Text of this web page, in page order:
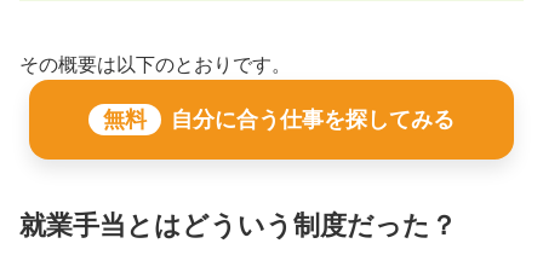
その概要は以下のとおりです。
無料 自分に合う仕事を探してみる
就業手当とはどういう制度だった？